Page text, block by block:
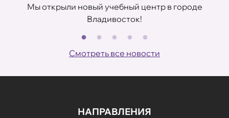
Мы открыли новый учебный центр в городе
Владивосток!
Смотреть все новости
НАПРАВЛЕНИЯ